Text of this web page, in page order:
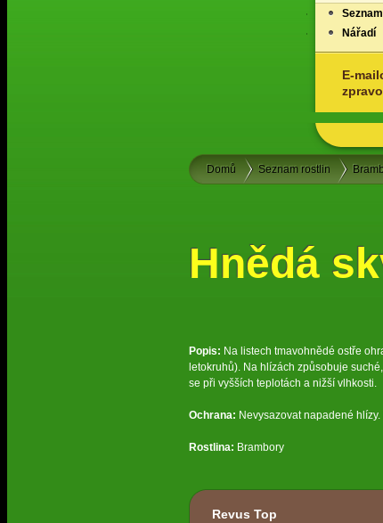
Nářadí
E-
Domů Seznam rostlin
Hnědá
Popis: Na listech tmavohnědé ostře
letokruhů). Na hlízách způsobuje
se při vyšších teplotách a nižší vlhkosti.
Ochrana: Nevysazovat napadené
Rostlina: Brambory
Revus Top